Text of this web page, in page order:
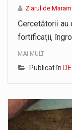
Ziarul de
Cercetătorii au
fortificaţii,
MAI MULT
Publicat în